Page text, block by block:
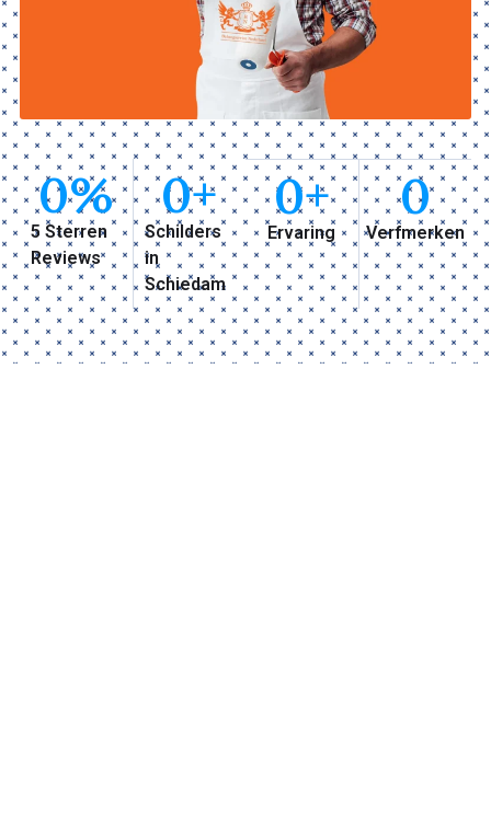
5 Sterren
Reviews
0%
Schilders
in
Schiedam
0+
Ervaring
0+
Verfmerken
0